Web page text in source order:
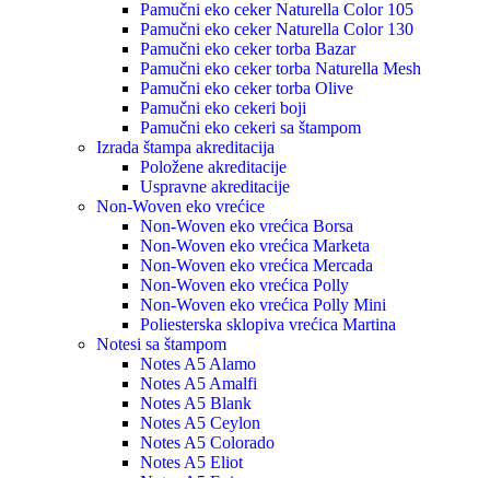
Pamučni eko ceker Naturella Color 105
Pamučni eko ceker Naturella Color 130
Pamučni eko ceker torba Bazar
Pamučni eko ceker torba Naturella Mesh
Pamučni eko ceker torba Olive
Pamučni eko cekeri boji
Pamučni eko cekeri sa štampom
Izrada štampa akreditacija
Položene akreditacije
Uspravne akreditacije
Non-Woven eko vrećice
Non-Woven eko vrećica Borsa
Non-Woven eko vrećica Marketa
Non-Woven eko vrećica Mercada
Non-Woven eko vrećica Polly
Non-Woven eko vrećica Polly Mini
Poliesterska sklopiva vrećica Martina
Notesi sa štampom
Notes A5 Alamo
Notes A5 Amalfi
Notes A5 Blank
Notes A5 Ceylon
Notes A5 Colorado
Notes A5 Eliot